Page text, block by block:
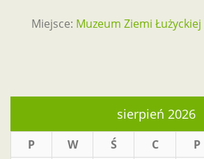
Miejsce: Muzeum Ziemi Łużyckiej
sierpień 2026
P W Ś C P